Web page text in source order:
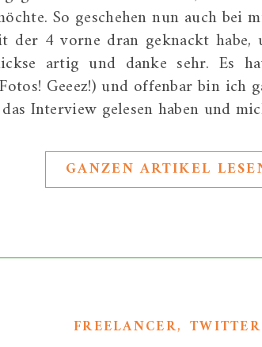
So geschehen nun auch
der 4 vorne dran geknackt habe,
artig und danke sehr. Es
Geeez!) und offenbar bin ich
Interview gelesen haben und
GANZEN ARTIKEL
FREELANCER, TWITTER